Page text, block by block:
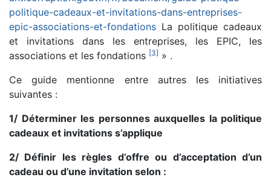
politique-cadeaux-et-invitations-dans-entreprises-
epic-associations-et-fondations La politique cadeaux
et invitations dans les entreprises, les EPIC, les
associations et les fondations [3] » .
Ce guide mentionne entre autres les initiatives
suivantes :
1/ Déterminer les personnes auxquelles la politique
cadeaux et invitations s’applique
2/ Définir les règles d’offre ou d’acceptation d’un
cadeau ou d’une invitation selon :